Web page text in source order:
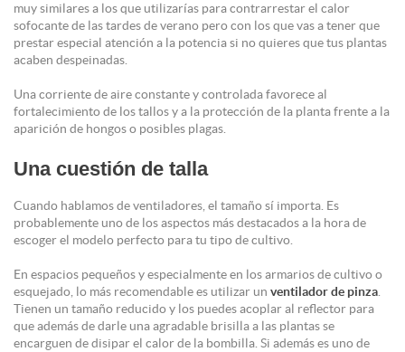
muy similares a los que utilizarías para contrarrestar el calor
sofocante de las tardes de verano pero con los que vas a tener que
prestar especial atención a la potencia si no quieres que tus plantas
acaben despeinadas.
Una corriente de aire constante y controlada favorece al
fortalecimiento de los tallos y a la protección de la planta frente a la
aparición de hongos o posibles plagas.
Una cuestión de talla
Cuando hablamos de ventiladores, el tamaño sí importa. Es
probablemente uno de los aspectos más destacados a la hora de
escoger el modelo perfecto para tu tipo de cultivo.
En espacios pequeños y especialmente en los armarios de cultivo o
esquejado, lo más recomendable es utilizar un ventilador de pinza.
Tienen un tamaño reducido y los puedes acoplar al reflector para
que además de darle una agradable brisilla a las plantas se
encarguen de disipar el calor de la bombilla. Si además es uno de